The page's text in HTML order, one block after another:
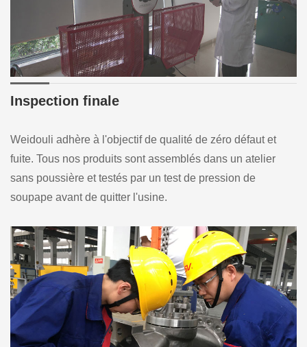
Inspection finale
Weidouli adhère à l'objectif de qualité de zéro défaut et
fuite. Tous nos produits sont assemblés dans un atelier
sans poussière et testés par un test de pression de
soupape avant de quitter l'usine.